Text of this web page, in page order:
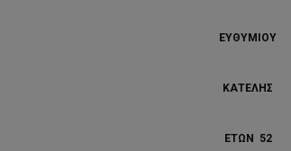
ΕΥΘΥΜΙΟΥ
ΚΑΤΕΛΗΣ
ΕΤΩΝ 52